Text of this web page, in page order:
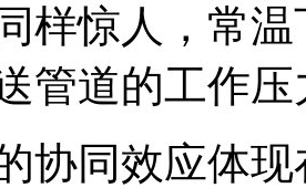
样惊人，常
管道的工作压
协同效应体